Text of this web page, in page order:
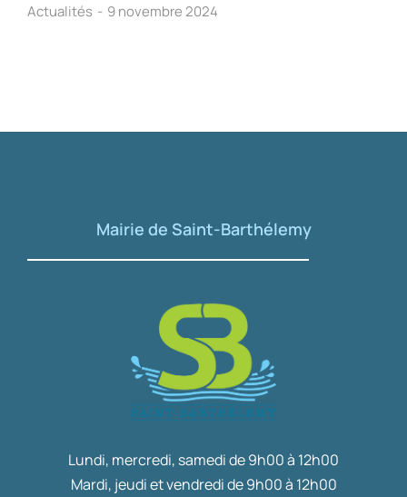
Actualités 9 novembre 2024
Mairie de Saint-Barthélemy
Lundi, mercredi, samedi de 9h00 à 12h00
Mardi, jeudi et vendredi de 9h00 à 12h00